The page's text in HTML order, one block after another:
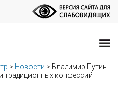
> Новости > Владимир Путин
традиционных конфессий